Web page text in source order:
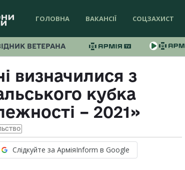
ГОЛОВНА ВАКАНСІЇ СОЦЗАХИСТ
ВЕТЕРАНА
визначилися з
кубка
– 2021»
Слідкуйте за АрміяInform в Google